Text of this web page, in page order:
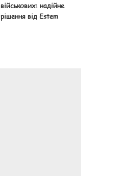
військових: надійне
рішення від Estem